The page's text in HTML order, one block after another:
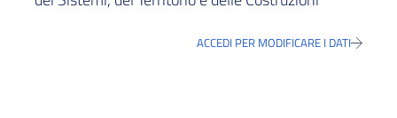
ACCEDI PER MODIFICARE I DATI